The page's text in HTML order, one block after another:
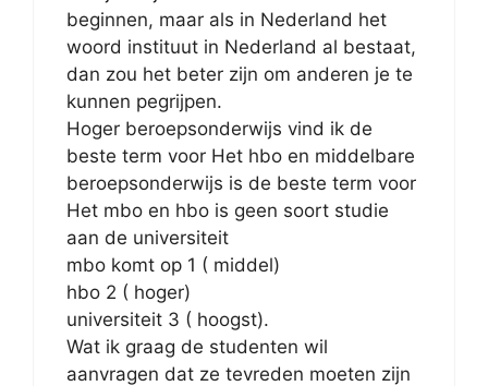
beginnen, maar als in Nederland het
woord instituut in Nederland al bestaat,
dan zou het beter zijn om anderen je te
kunnen pegrijpen.
Hoger beroepsonderwijs vind ik de
beste term voor Het hbo en middelbare
beroepsonderwijs is de beste term voor
Het mbo en hbo is geen soort studie
aan de universiteit
mbo komt op 1 ( middel)
hbo 2 ( hoger)
universiteit 3 ( hoogst).
Wat ik graag de studenten wil
aanvragen dat ze tevreden moeten zijn